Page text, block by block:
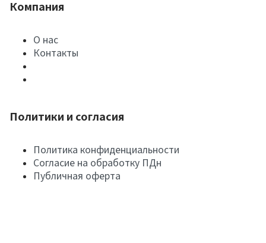
Компания
О нас
Контакты
Политики и согласия
Политика конфиденциальности
Согласие на обработку ПДн
Публичная оферта